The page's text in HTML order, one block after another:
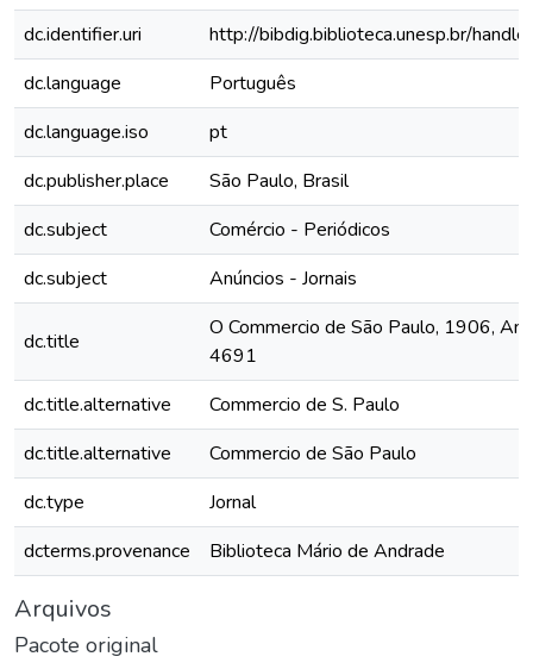
dc.identifier.uri
http://bibdig.biblioteca.unesp.br/
dc.language
Português
dc.language.iso
pt
dc.publisher.place
São Paulo, Brasil
dc.subject
Comércio - Periódicos
dc.subject
Anúncios - Jornais
dc.title
O Commercio de São Paulo, 1906,
4691
dc.title.alternative
Commercio de S. Paulo
dc.title.alternative
Commercio de São Paulo
dc.type
Jornal
dcterms.provenance
Biblioteca Mário de Andrade
Arquivos
Pacote original